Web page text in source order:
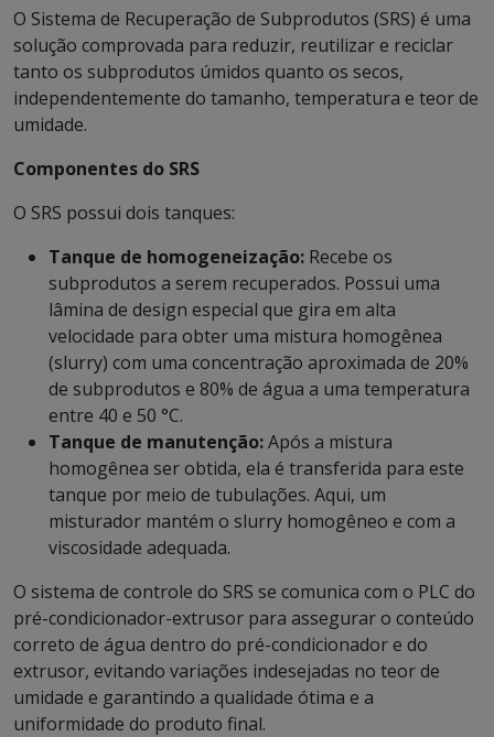
O Sistema de Recuperação de Subprodutos (SRS) é uma
solução comprovada para reduzir, reutilizar e reciclar
tanto os subprodutos úmidos quanto os secos,
independentemente do tamanho, temperatura e teor de
umidade.
Componentes do SRS
O SRS possui dois tanques:
Tanque de homogeneização: Recebe os
subprodutos a serem recuperados. Possui uma
lâmina de design especial que gira em alta
velocidade para obter uma mistura homogênea
(slurry) com uma concentração aproximada de 20%
de subprodutos e 80% de água a uma temperatura
entre 40 e 50 °C.
Tanque de manutenção:Após a mistura
homogênea ser obtida, ela é transferida para este
tanque por meio de tubulações. Aqui, um
misturador mantém o slurry homogêneo e com a
viscosidade adequada.
O sistema de controle do SRS se comunica com o PLC do
pré-condicionador-extrusor para assegurar o conteúdo
correto de água dentro do pré-condicionador e do
extrusor, evitando variações indesejadas no teor de
umidade e garantindo a qualidade ótima e a
uniformidade do produto final.